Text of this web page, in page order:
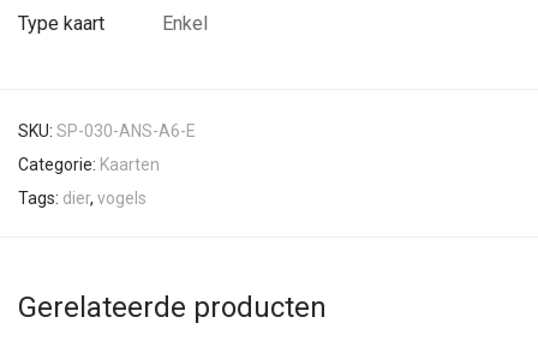
Type kaart Enkel
SKU: SP-030-ANS-A6-E
Categorie: Kaarten
Tags: dier, vogels
Gerelateerde producten